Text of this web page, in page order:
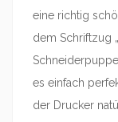
eine richtig
dem Schriftzug
es einfach
der Drucker